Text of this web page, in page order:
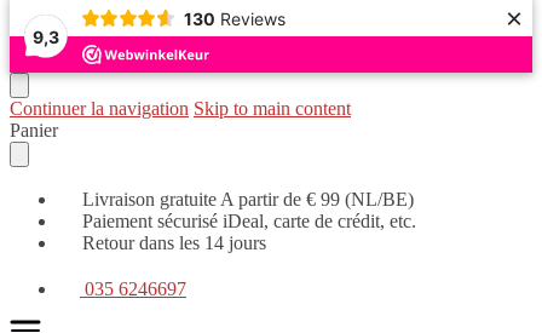
9,3
130 Reviews ×
Continuer la navigation Skip to main content
Panier
Livraison gratuite A partir de € 99 (NL/BE)
Paiement sécurisé iDeal, carte de crédit, etc.
Retour dans les 14 jours
035 6246697